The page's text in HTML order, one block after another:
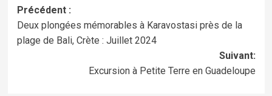
Navigation
d’article
Précédent :
Deux plongées mémorables à Karavostasi près de la
plage de Bali, Crète : Juillet 2024
Suivant:
Excursion à Petite Terre en Guadeloupe